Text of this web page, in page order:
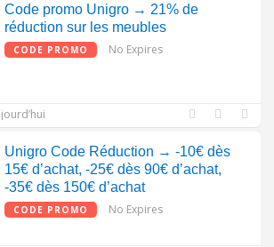
Code promo Unigro → 21% de
réduction sur les meubles
CODE PROMO No Expires
Unigro Code Réduction → -10€ dès
15€ d’achat, -25€ dès 90€ d’achat,
-35€ dès 150€ d’achat
CODE PROMO No Expires